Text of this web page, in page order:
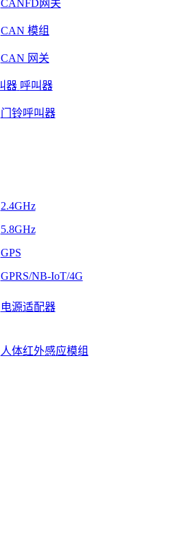
CANFD网关
CAN 模组
CAN 网关
呼叫器
门铃呼叫器
2.4GHz
5.8GHz
GPS
GPRS/NB-IoT/4G
电源适配器
人体红外感应模组